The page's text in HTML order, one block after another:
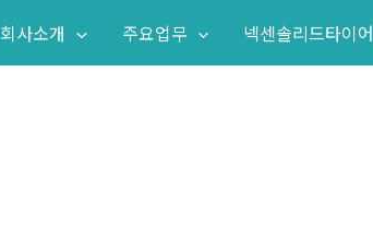
회사소개 주요업무 넥센솔리드타이어